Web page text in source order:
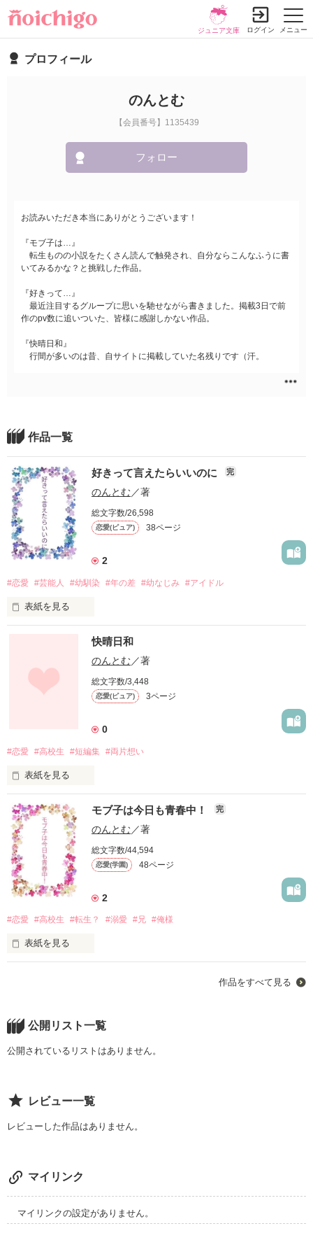
メニュー
ジュニア文庫 ログイン
プロフィール
のんとむ
【会員番号】1135439
フォロー
お読みいただき本当にありがとうございます！
『モブ子は…』
転生ものの小説をたくさん読んで触発され、自分ならこんなふうに書
いてみるかな？と挑戦した作品。
『好きって…』
最近注目するグループに思いを馳せながら書きました。掲載3日で前
作のpv数に追いついた、皆様に感謝しかない作品。
『快晴日和』
行間が多いのは昔、自サイトに掲載していた名残りです（汗。
作品一覧
好きって言えたらいいのに 完
のんとむ／著
総文字数/26,598
恋愛(ピュア) 38ページ
2
#恋愛 #芸能人 #幼馴染 #年の差 #幼なじみ #アイドル
表紙を見る
商店街の魚屋ヘイちゃんが
みんなのヘーちゃんに変わったのはいつ頃からだろう。
「ヘイちゃん、私と付き合って！」
「10年経って、お前が『女』になったら考えてもいいよ。」
そう言って笑った制服姿のヘイちゃんを
私はまだ覚えている。
八百屋の娘で女子高生
陣野かさね（じんのかさね）
×
魚屋の息子で日の目を見ないアイドル
年の離れた2人の
好きと言えないラブストーリー
作品を読む
快晴日和
のんとむ／著
総文字数/3,448
恋愛(ピュア) 3ページ
0
#恋愛 #高校生 #短編集 #両片想い
表紙を見る
昔、自分のHPで書いていたお話たちです。
短編集としてまとめました。
とっても短いですが、
お読みいただけたら幸いです。
アルファポリスでも掲載中です。
作品を読む
モブ子は今日も青春中！ 完
のんとむ／著
総文字数/44,594
恋愛(学園) 48ページ
2
#恋愛 #高校生 #転生？ #溺愛 #兄 #俺様
表紙を見る
そして気づいた、これは転生後の世界だ。
ゲーム『黄昏のロマンス』の舞台で
モブだけどな！
かわいい系だけど本性は腹黒な後輩
優しく爽やかだけど魔性な先輩
が登場するかも。
作品をすべて見る
公開リスト一覧
公開されているリストはありません。
レビュー一覧
レビューした作品はありません。
マイリンク
マイリンクの設定がありません。